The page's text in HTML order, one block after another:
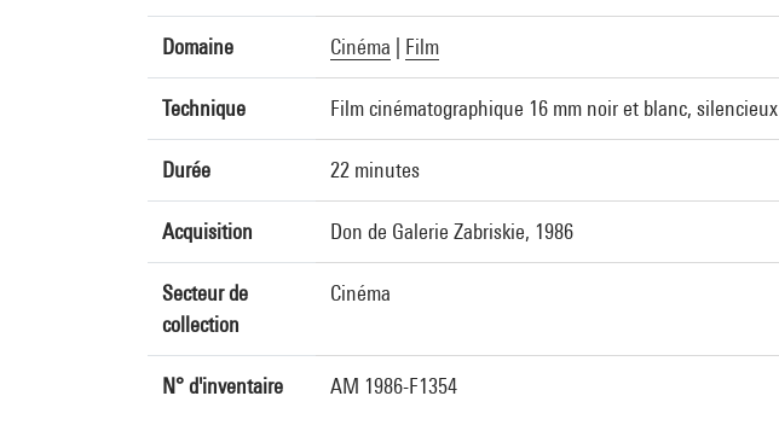
Domaine Cinéma Film
Technique Film cinématographique 16 mm noir et blanc, silencieux
Durée 22 minutes
Acquisition Don de Galerie Zabriskie, 1986
Secteur de
collection
Cinéma
N° d'inventaire AM 1986-F1354